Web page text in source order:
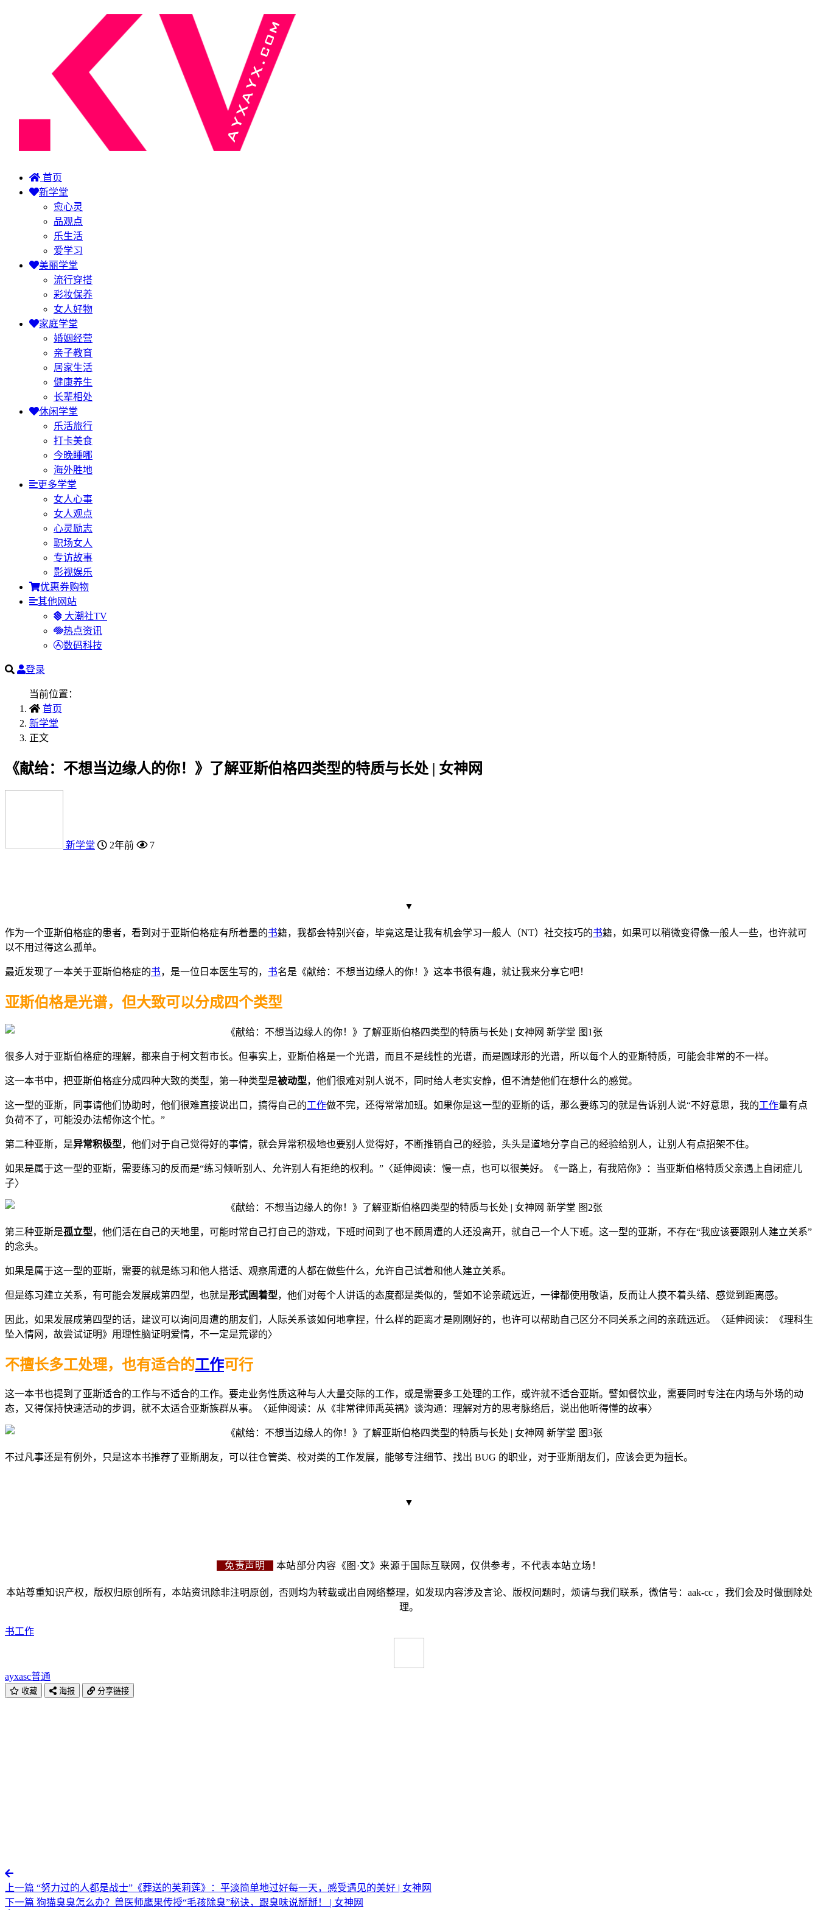
首页
新学堂
愈心灵
品观点
乐生活
爱学习
美丽学堂
流行穿搭
彩妆保养
女人好物
家庭学堂
婚姻经营
亲子教育
居家生活
健康养生
长辈相处
休闲学堂
乐活旅行
打卡美食
今晚睡哪
海外胜地
更多学堂
女人心事
女人观点
心灵励志
职场女人
专访故事
影视娱乐
优惠券购物
其他网站
大潮社TV
热点资讯
数码科技
登录
当前位置：
首页
新学堂
正文
《献给：不想当边缘人的你！》了解亚斯伯格四类型的特质与长处 | 女神网
新学堂 2年前 7
▼
作为一个亚斯伯格症的患者，看到对于亚斯伯格症有所着墨的书籍，我都会特别兴奋，毕竟这是让我有机会学习一般人（NT）社交技巧的书籍，如果可以稍微变得像一般人一些，也许就可
以不用过得这么孤单。
最近发现了一本关于亚斯伯格症的书，是一位日本医生写的， 书名是《献给：不想当边缘人的你！》这本书很有趣，就让我来分享它吧！
亚斯伯格是光谱，但大致可以分成四个类型
很多人对于亚斯伯格症的理解，都来自于柯文哲市长。但事实上，亚斯伯格是一个光谱，而且不是线性的光谱，而是圆球形的光谱，所以每个人的亚斯特质，可能会非常的不一样。
这一本书中，把亚斯伯格症分成四种大致的类型，第一种类型是被动型，他们很难对别人说不，同时给人老实安静，但不清楚他们在想什么的感觉。
这一型的亚斯，同事请他们协助时，他们很难直接说出口，搞得自己的工作做不完，还得常常加班。如果你是这一型的亚斯的话，那么要练习的就是告诉别人说“不好意思，我的工作量有点
负荷不了，可能没办法帮你这个忙。”
第二种亚斯，是异常积极型，他们对于自己觉得好的事情，就会异常积极地也要别人觉得好，不断推销自己的经验，头头是道地分享自己的经验给别人，让别人有点招架不住。
如果是属于这一型的亚斯，需要练习的反而是“练习倾听别人、允许别人有拒绝的权利。”〈延伸阅读：慢一点，也可以很美好。《一路上，有我陪你》：当亚斯伯格特质父亲遇上自闭症儿
子〉
第三种亚斯是孤立型，他们活在自己的天地里，可能时常自己打自己的游戏，下班时间到了也不顾周遭的人还没离开，就自己一个人下班。这一型的亚斯，不存在“我应该要跟别人建立关系”
的念头。
如果是属于这一型的亚斯，需要的就是练习和他人搭话、观察周遭的人都在做些什么，允许自己试着和他人建立关系。
但是练习建立关系，有可能会发展成第四型，也就是形式固着型，他们对每个人讲话的态度都是类似的，譬如不论亲疏远近，一律都使用敬语，反而让人摸不着头绪、感觉到距离感。
因此，如果发展成第四型的话，建议可以询问周遭的朋友们，人际关系该如何地拿捏，什么样的距离才是刚刚好的，也许可以帮助自己区分不同关系之间的亲疏远近。〈延伸阅读：《理科生
坠入情网，故尝试证明》用理性脑证明爱情，不一定是荒谬的〉
不擅长多工处理，也有适合的工作可行
这一本书也提到了亚斯适合的工作与不适合的工作。要走业务性质这种与人大量交际的工作，或是需要多工处理的工作，或许就不适合亚斯。譬如餐饮业，需要同时专注在内场与外场的动
态，又得保持快速活动的步调，就不太适合亚斯族群从事。〈延伸阅读：从《非常律师禹英禑》谈沟通：理解对方的思考脉络后，说出他听得懂的故事〉
不过凡事还是有例外，只是这本书推荐了亚斯朋友，可以往仓管类、校对类的工作发展，能够专注细节、找出 BUG 的职业，对于亚斯朋友们，应该会更为擅长。
▼
免责声明 本站部分内容《图·文》来源于国际互联网，仅供参考，不代表本站立场！
本站尊重知识产权，版权归原创所有，本站资讯除非注明原创，否则均为转载或出自网络整理，如发现内容涉及言论、版权问题时，烦请与我们联系，微信号：aak-cc ，我们会及时做删除处
理。
书工作
ayxasc普通
收藏 海报 分享链接
上一篇 “努力过的人都是战士”《葬送的芙莉莲》：平淡简单地过好每一天，感受遇见的美好 | 女神网
下一篇 狗猫臭臭怎么办？兽医师鹰果传授“毛孩除臭”秘诀，跟臭味说掰掰！ | 女神网